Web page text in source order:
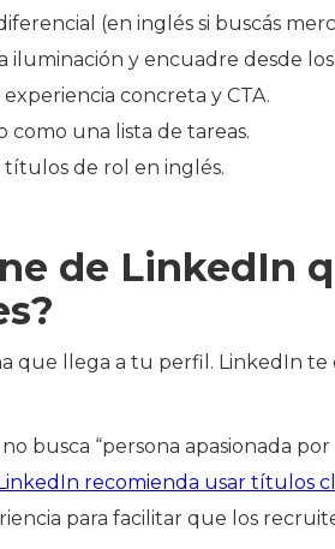
(en inglés si buscás
y encuadre desde
concreta y CTA.
como una lista de tareas.
de rol en inglés.
de LinkedIn
llega a tu perfil. LinkedIn te
busca “persona apasionada
recomienda usar títulos
para facilitar que los